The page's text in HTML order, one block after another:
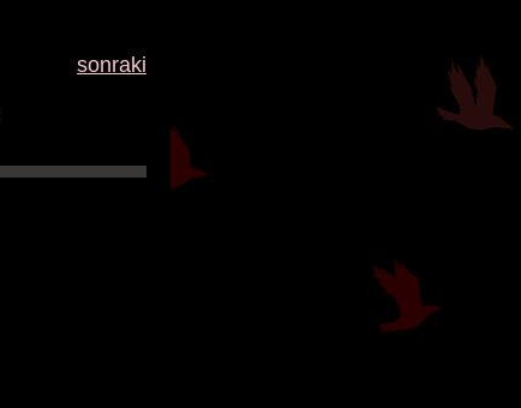
sonraki